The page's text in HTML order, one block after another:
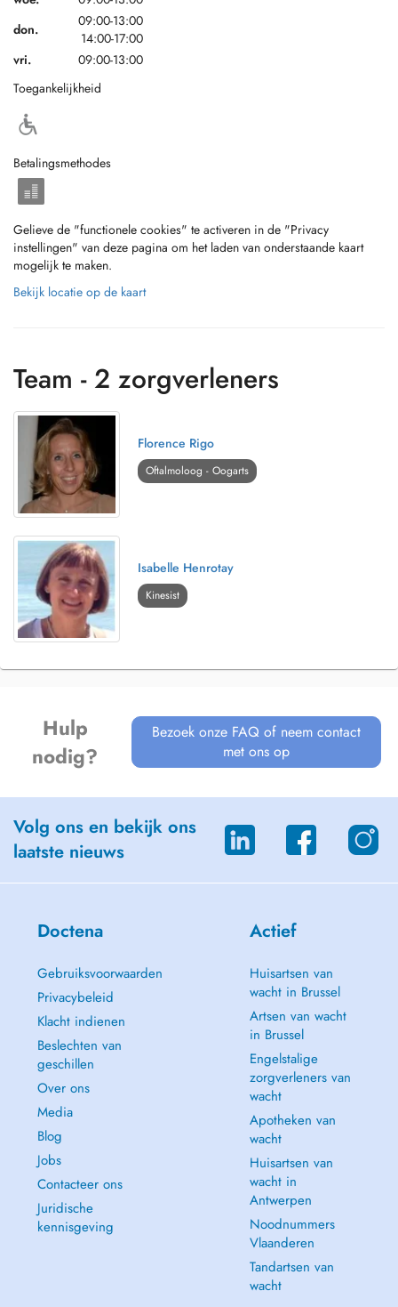
don.
09:00-13:00
14:00-17:00
vri.
09:00-13:00
Toegankelijkheid
Betalingsmethodes
Gelieve de "functionele cookies" te activeren in de "Privacy
instellingen" van deze pagina om het laden van onderstaande kaart
mogelijk te maken.
Bekijk locatie op de kaart
Team - 2 zorgverleners
Florence Rigo
Oftalmoloog - Oogarts
Isabelle Henrotay
Kinesist
Hulp
nodig?
Bezoek onze FAQ of neem contact
met ons op
Volg ons en bekijk ons
laatste nieuws
Doctena
Gebruiksvoorwaarden
Privacybeleid
Klacht indienen
Beslechten van
geschillen
Over ons
Media
Blog
Jobs
Contacteer ons
Juridische
kennisgeving
Actief
Huisartsen van
wacht in Brussel
Artsen van wacht
in Brussel
Engelstalige
zorgverleners van
wacht
Apotheken van
wacht
Huisartsen van
wacht in
Antwerpen
Noodnummers
Vlaanderen
Tandartsen van
wacht